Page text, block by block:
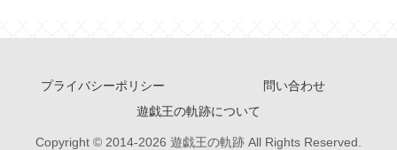
プライバシーポリシー
問い合わせ
遊戯王の軌跡について
Copyright © 2014-2026 遊戯王の軌跡 All Rights Reserved.